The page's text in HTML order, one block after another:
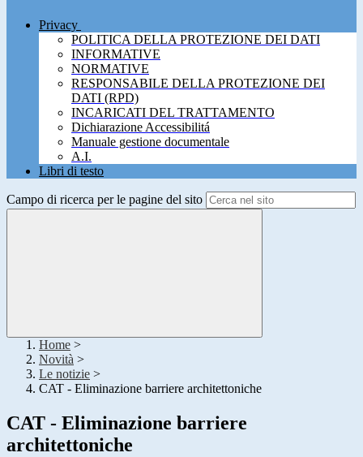
Privacy
POLITICA DELLA PROTEZIONE DEI DATI
INFORMATIVE
NORMATIVE
RESPONSABILE DELLA PROTEZIONE DEI
DATI (RPD)
INCARICATI DEL TRATTAMENTO
Dichiarazione Accessibilitá
Manuale gestione documentale
A.I.
Libri di testo
Campo di ricerca per le pagine del sito
Home >
Novità >
Le notizie >
CAT - Eliminazione barriere architettoniche
CAT - Eliminazione barriere
architettoniche